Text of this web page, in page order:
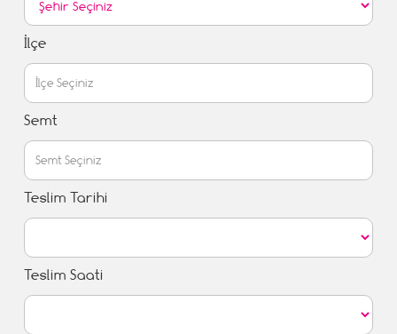
İlçe
Semt
Teslim Tarihi
Teslim Saati